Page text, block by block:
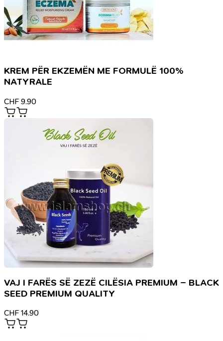
KREM PËR EKZEMËN ME FORMULË 100%
NATYRALE
CHF 9.90
VAJ I FARËS SË ZEZË CILËSIA PREMIUM – BLACK
SEED PREMIUM QUALITY
CHF 14.90